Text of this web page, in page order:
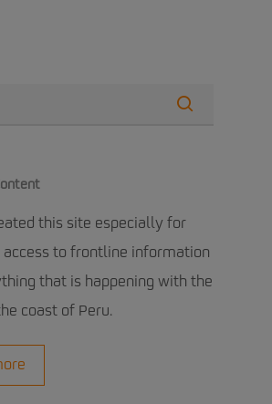
this site especially for
to frontline information
that is happening with the
coast of Peru.